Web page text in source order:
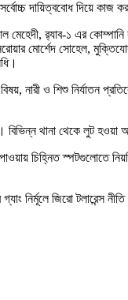
দায়িত্ববোধ দিয়ে কাজ
র‌্যাব-১ এর
মোর্শেদ সোহেল,
নারী ও শিশু নির্যাতন
থানা থেকে লুট
পাওয়ায় চিহ্নিত
নির্মূলে জিরো টলারেন্স